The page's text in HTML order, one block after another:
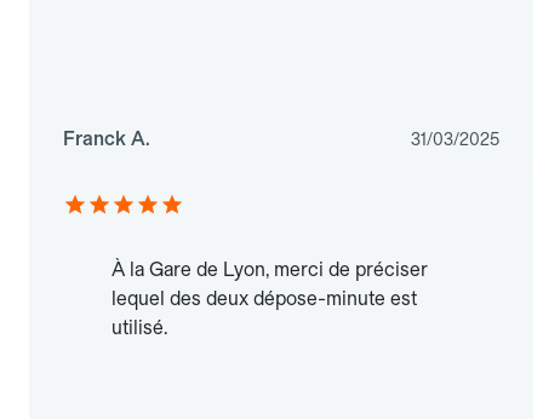
Franck A. 31/03/2025
À la Gare de Lyon, merci de préciser
lequel des deux dépose-minute est
utilisé.